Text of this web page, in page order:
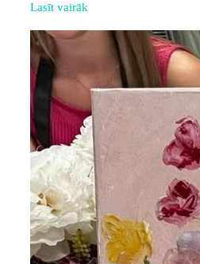
Lasīt vairāk